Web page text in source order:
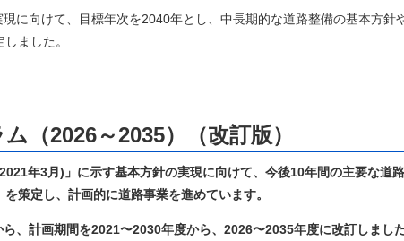
に向けて、目標年次を2040年とし、中長期的な道路整備の基本方針
ました。
（2026～2035）（改訂版）
年3月)」に示す基本方針の実現に向けて、今後10年間の主要な道
策定し、計画的に道路事業を進めています。
、計画期間を2021〜2030年度から、2026〜2035年度に改訂しまし